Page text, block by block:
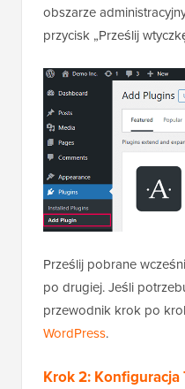
obszarze
przycisk „Prześlij
Prześlij pobrane
po drugiej. Jeśli
przewodnik krok po
WordPress.
Krok 2: Konfiguracja